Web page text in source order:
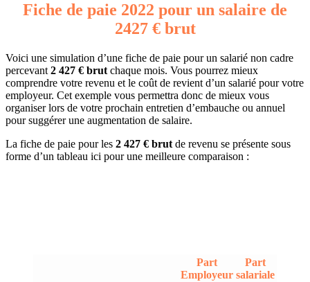
Fiche de paie 2022 pour un salaire de
2427 € brut
Voici une simulation d’une fiche de paie pour un salarié non cadre
percevant 2 427 € brut chaque mois. Vous pourrez mieux
comprendre votre revenu et le coût de revient d’un salarié pour votre
employeur. Cet exemple vous permettra donc de mieux vous
organiser lors de votre prochain entretien d’embauche ou annuel
pour suggérer une augmentation de salaire.
La fiche de paie pour les 2 427 € brut de revenu se présente sous
forme d’un tableau ici pour une meilleure comparaison :
Part
Employeur
Part
salariale